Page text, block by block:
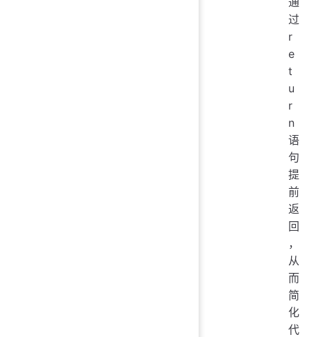
过
r
e
t
u
r
n
语
句
提
前
返
回
，
从
而
简
化
代